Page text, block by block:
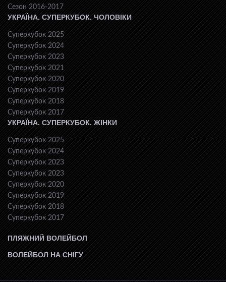
Сезон 2016-2017
УКРАЇНА. СУПЕРКУБОК. ЧОЛОВІКИ
Суперкубок 2025
Суперкубок 2024
Суперкубок 2023
Суперкубок 2021
Суперкубок 2020
Суперкубок 2019
Суперкубок 2018
Суперкубок 2017
УКРАЇНА. СУПЕРКУБОК. ЖІНКИ
Суперкубок 2025
Суперкубок 2024
Суперкубок 2023
Суперкубок 2023
Суперкубок 2020
Суперкубок 2019
Суперкубок 2018
Суперкубок 2017
ПЛЯЖНИЙ ВОЛЕЙБОЛ
ВОЛЕЙБОЛ НА СНІГУ